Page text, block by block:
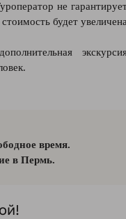
не
будет
время.
в Пермь.